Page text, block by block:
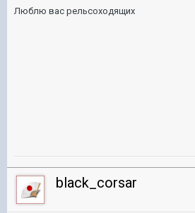
Люблю вас рельсоходящих
black_corsar